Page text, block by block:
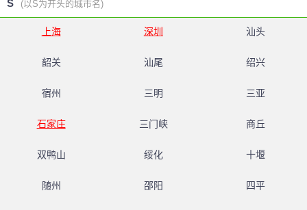
S (以S为开头的城市名)
上海 深圳 汕头
韶关 汕尾 绍兴
宿州 三明 三亚
石家庄 三门峡 商丘
双鸭山 绥化 十堰
随州 邵阳 四平